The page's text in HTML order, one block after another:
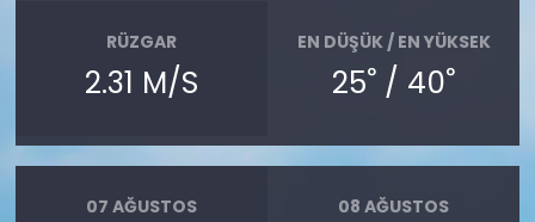
RÜZGAR
2.31 M/S
EN DÜŞÜK / EN YÜKSEK
25° / 40°
07 AĞUSTOS 08 AĞUSTOS